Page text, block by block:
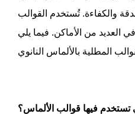
والكفاءة. تُستخدم القوالب
في العديد من الأماكن. فيما يلي
تستخدم فيها قوالب الألماس؟